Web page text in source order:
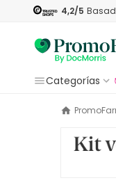
4,2/5
Categorías